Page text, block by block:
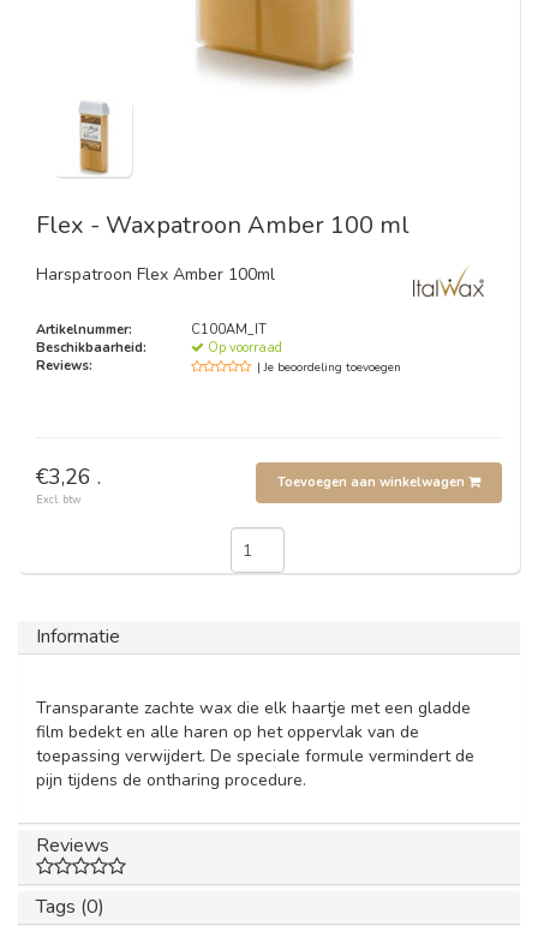
Flex - Waxpatroon Amber 100 ml
Harspatroon Flex Amber 100ml
Artikelnummer:
C100AM_IT
Beschikbaarheid:
Op voorraad
Reviews:
| Je beoordeling toevoegen
€3,26 .
Excl. btw
Toevoegen aan winkelwagen
Informatie
Transparante zachte wax die elk haartje met een gladde
film bedekt en alle haren op het oppervlak van de
toepassing verwijdert. De speciale formule vermindert de
pijn tijdens de ontharing procedure.
Reviews
Tags (0)